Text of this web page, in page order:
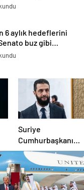
6 aylık hedeflerini
buz gibi…
Suriye
Cumhurbaşkanı
Şara: Erdoğan
sözünü yerine
getirdi. Trump’a da
çok teşekkür